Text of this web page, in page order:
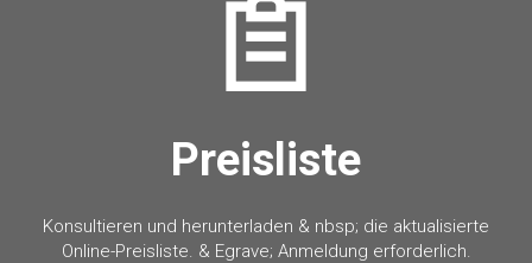
Preisliste
Konsultieren und herunterladen & nbsp; die aktualisierte
Online-Preisliste. & Egrave; Anmeldung erforderlich.